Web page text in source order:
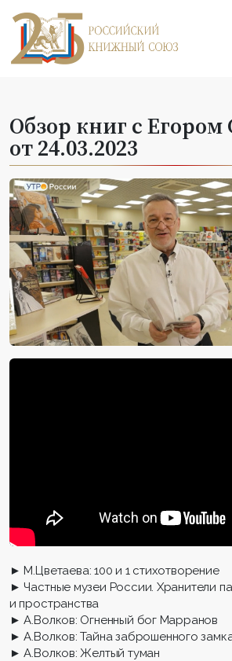
Обзор книг с
от 24.03.2023
► М.Цветаева: 100 и 1 стихотворение
► Частные музеи России. Хранители
и пространства
► А.Волков: Огненный бог Марранов
► А.Волков: Тайна заброшенного
► А.Волков: Желтый туман